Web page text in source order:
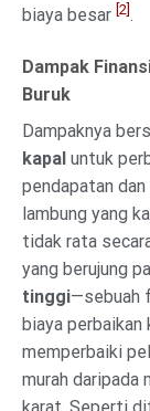
biaya besar [2] .
Dampak
Buruk
Dampaknya
kapal untuk
pendapatan
lambung yang
tidak rata
yang berujung
tinggi—sebuah
biaya
memperbaiki
murah daripada
karat. Seperti